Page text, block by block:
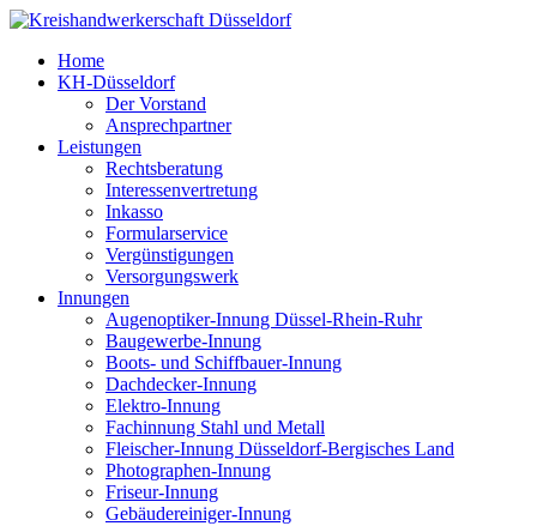
Home
KH-Düsseldorf
Der Vorstand
Ansprechpartner
Leistungen
Rechtsberatung
Interessenvertretung
Inkasso
Formularservice
Vergünstigungen
Versorgungswerk
Innungen
Augenoptiker-Innung Düssel-Rhein-Ruhr
Baugewerbe-Innung
Boots- und Schiffbauer-Innung
Dachdecker-Innung
Elektro-Innung
Fachinnung Stahl und Metall
Fleischer-Innung Düsseldorf-Bergisches Land
Photographen-Innung
Friseur-Innung
Gebäudereiniger-Innung